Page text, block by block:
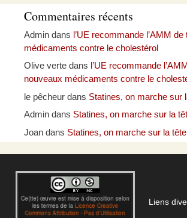
Commentaires récents
Admin dans l’UE recommande l’AMM
médicaments contre le cholestérol
Olive verte dans l’UE recommande
nouveaux médicaments contre le
le pêcheur dans Statines, on marche sur
Admin dans Statines, on marche sur la
Joan dans Statines, on marche sur la
Liens